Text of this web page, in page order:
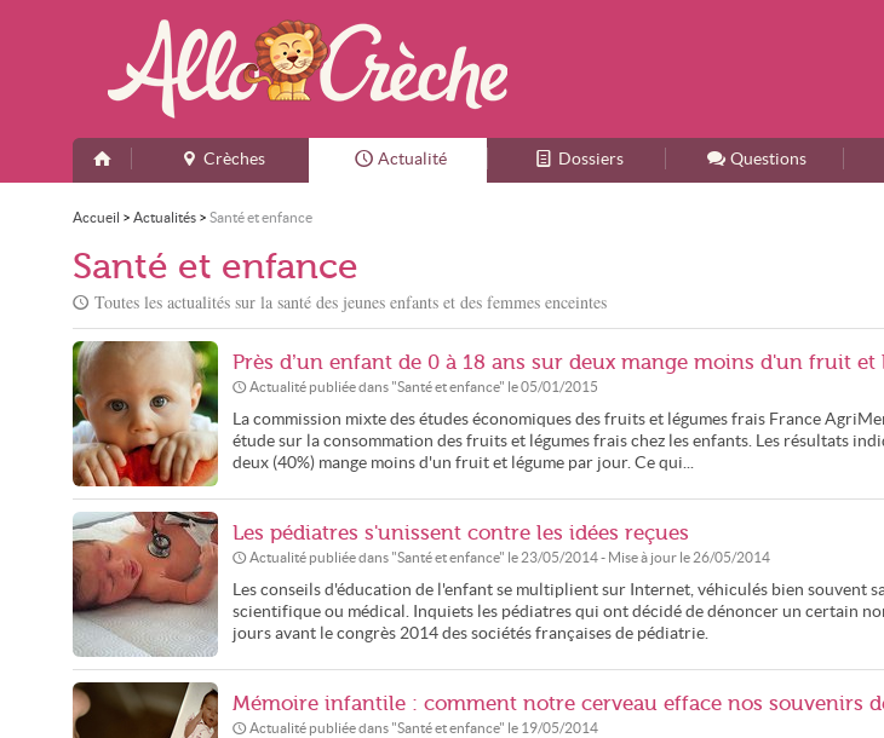
Accueil
Crèches Actualité Dossiers Questions
Accueil > Actualités > Santé et enfance
Santé et enfance
Toutes les actualités sur la santé des jeunes enfants et des femmes enceintes
Près d’un enfant de 0 à 18 ans sur deux mange moins d'un fruit
Actualité publiée dans "Santé et enfance" le05/01/2015
La commission mixte des études économiques des fruits et légumes frais France
étude sur la consommation des fruits et légumes frais chez les enfants. Les résultats
deux (40%) mange moins d'un fruit et légume par jour. Ce qui...
Les pédiatres s'unissent contre les idées reçues
Actualité publiée dans "Santé et enfance" le 23/05/2014- Mise à jour le 26/05/2014
Les conseils d'éducation de l'enfant se multiplient sur Internet, véhiculés bien souvent
scientifique ou médical. Inquiets les pédiatres qui ont décidé de dénoncer un certain
jours avant le congrès 2014 des sociétés françaises de pédiatrie.
Mémoire infantile : comment notre cerveau efface nos souvenirs
Actualité publiée dans "Santé et enfance" le 19/05/2014